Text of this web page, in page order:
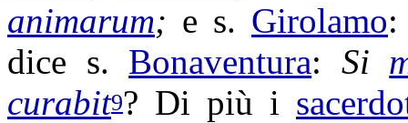
animarum; e s. Girolamo
dice s. Bonaventura: Si
curabit9? Di più i